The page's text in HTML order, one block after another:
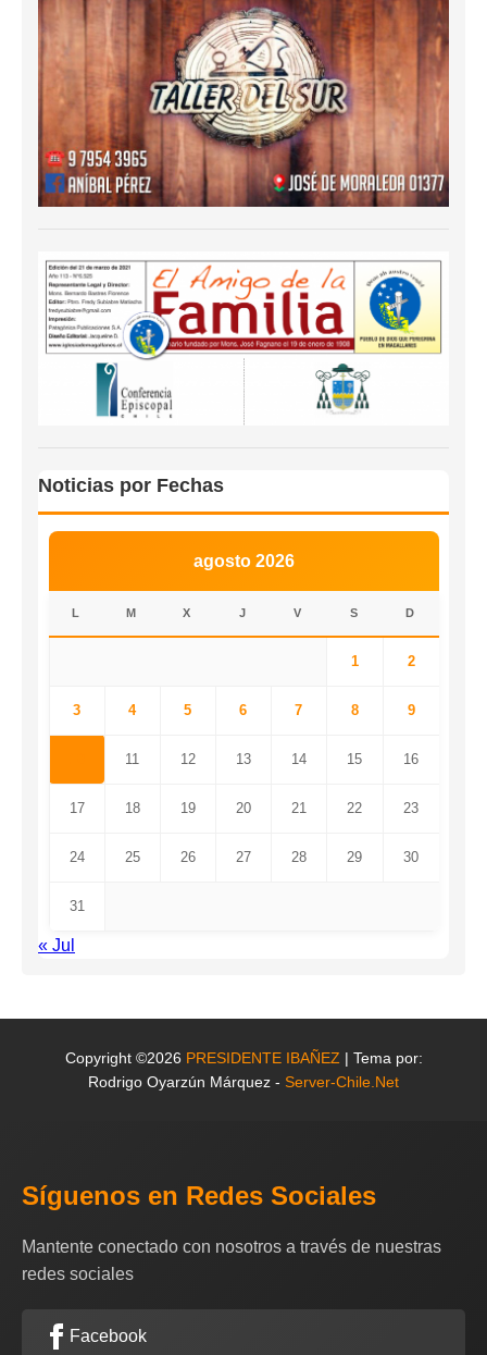
Noticias por Fechas
agosto 2026
L M X J V S D
1 2
3 4 5 6 7 8 9
11 12 13 14 15 16
17 18 19 20 21 22 23
24 25 26 27 28 29 30
31
« Jul
Copyright ©2026 PRESIDENTE IBAÑEZ | Tema por:
Rodrigo Oyarzún Márquez - Server-Chile.Net
Síguenos en Redes Sociales
Mantente conectado con nosotros a través de nuestras
redes sociales
Facebook